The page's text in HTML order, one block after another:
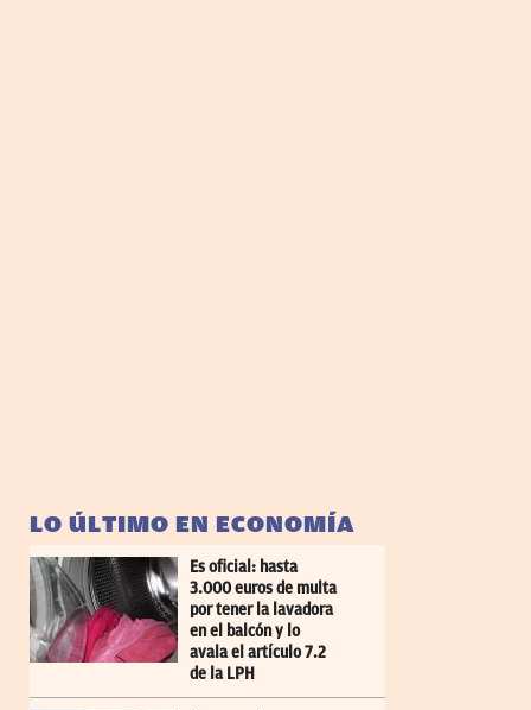
LO ÚLTIMO EN ECONOMÍA
Es oficial: hasta
3.000 euros de multa
por tener la lavadora
en el balcón y lo
avala el artículo 7.2
de la LPH